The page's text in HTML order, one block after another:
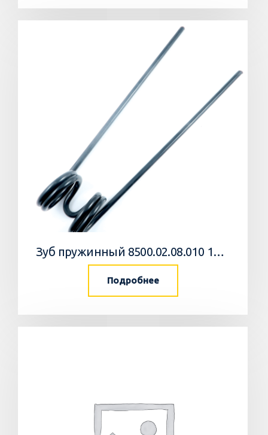
Зуб пружинный 8500.02.08.010 10 Агромастер
Подробнее